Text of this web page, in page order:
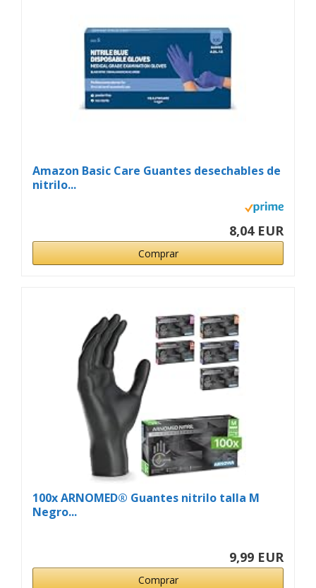
Amazon Basic Care Guantes desechables de
nitrilo...
8,04 EUR
Comprar
100x ARNOMED® Guantes nitrilo talla M
Negro...
9,99 EUR
Comprar